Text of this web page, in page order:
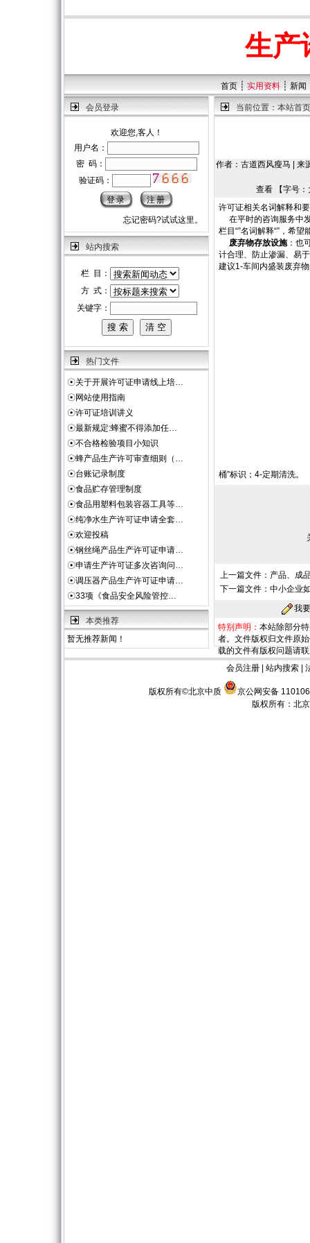
生产
首页 ┊ 实用资料 ┊ 新闻
会员登录
欢迎您,客人！
用户名：
密 码：
验证码：
忘记密码?试试这里。
站内搜索
栏 目：
方 式：
关键字：
热门文件
☉关于开展许可证申请线上培…
☉网站使用指南
☉许可证培训讲义
☉最新规定:蜂蜜不得添加任…
☉不合格检验项目小知识
☉蜂产品生产许可审查细则（…
☉台账记录制度
☉食品贮存管理制度
☉食品用塑料包装容器工具等…
☉纯净水生产许可证申请全套…
☉欢迎投稿
☉钢丝绳产品生产许可证申请…
☉申请生产许可证多次咨询问…
☉调压器产品生产许可证申请…
☉33项《食品安全风险管控…
本类推荐
暂无推荐新闻！
当前位置： 本站首页
作者：古道西风瘦马 | 来
查看 【字号：
许可证相关名词解释和
在平时的咨询服务中
栏目“”名词解释“”，希
废弃物存放设施：也
计合理、防止渗漏、易
建议1-车间内盛装废弃
桶”标识；4-定期清洗。
上一篇文件： 产品、成
下一篇文件： 中小企业
我
特别声明： 本站除部分
者。文件版权归文件原
载的文件有版权问题请
会员注册| 站内搜索|
版权所有©北京中质
京公网安备
版权所有： 北